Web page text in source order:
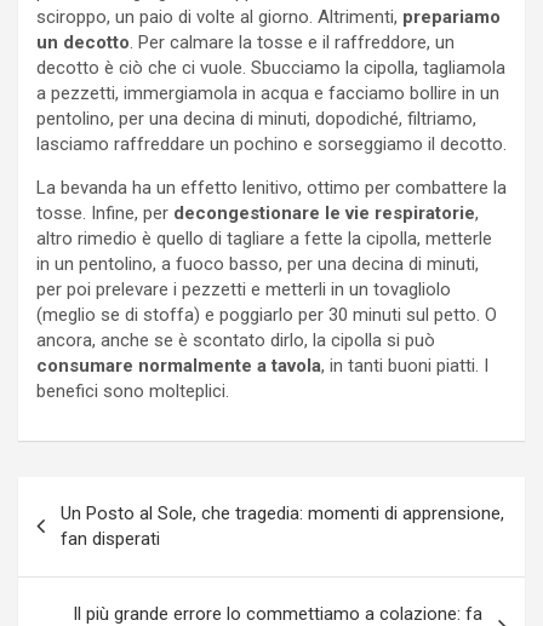
sciroppo, un paio di volte al giorno. Altrimenti, prepariamo
un decotto. Per calmare la tosse e il raffreddore, un
decotto è ciò che ci vuole. Sbucciamo la cipolla, tagliamola
a pezzetti, immergiamola in acqua e facciamo bollire in un
pentolino, per una decina di minuti, dopodiché, filtriamo,
lasciamo raffreddare un pochino e sorseggiamo il decotto.
La bevanda ha un effetto lenitivo, ottimo per combattere la
tosse. Infine, per decongestionare le vie respiratorie,
altro rimedio è quello di tagliare a fette la cipolla, metterle
in un pentolino, a fuoco basso, per una decina di minuti,
per poi prelevare i pezzetti e metterli in un tovagliolo
(meglio se di stoffa) e poggiarlo per 30 minuti sul petto. O
ancora, anche se è scontato dirlo, la cipolla si può
consumare normalmente a tavola, in tanti buoni piatti. I
benefici sono molteplici.
articoli
Un Posto al Sole, che tragedia: momenti di apprensione,
fan disperati
Il più grande errore lo commettiamo a colazione: fa